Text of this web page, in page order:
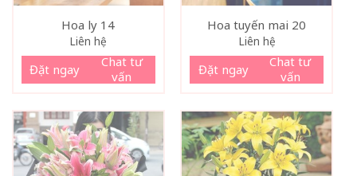
Hoa ly 14
Liên hệ
Đặt ngay
Chat tư
vấn
Hoa tuyến mai 20
Liên hệ
Đặt ngay
Chat tư
vấn